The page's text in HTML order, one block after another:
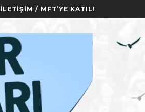
İLETIŞIM / MFT’YE KATIL!